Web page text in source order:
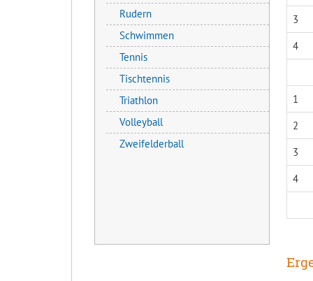
3
4
1
2
3
4
Rudern
Schwimmen
Tennis
Tischtennis
Triathlon
Volleyball
Zweifelderball